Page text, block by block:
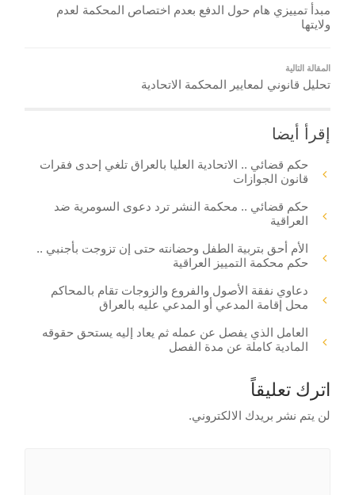
مبدأ تمييزي هام حول الدفع بعدم اختصاص المحكمة لعدم
ولايتها
المقالة التالية
تحليل قانوني لمعايير المحكمة الاتحادية
إقرأ أيضا
حكم قضائي .. الاتحادية العليا بالعراق تلغي إحدى فقرات
قانون الجوازات
حكم قضائي .. محكمة النشر ترد دعوى السومرية ضد
العراقية
الأم أحق بتربية الطفل وحضانته حتى إن تزوجت بأجنبي ..
حكم محكمة التمييز العراقية
دعاوي نفقة الأصول والفروع والزوجات تقام بالمحاكم
محل إقامة المدعي أو المدعي عليه بالعراق
العامل الذي يفصل عن عمله ثم يعاد إليه يستحق حقوقه
المادية كاملة عن مدة الفصل
اترك تعليقاً
لن يتم نشر بريدك الالكتروني.